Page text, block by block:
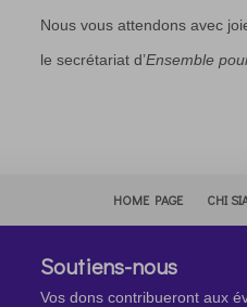
Nous vous attendons avec
le secrétariat d’Ensemble
HOME PAGE CHI
Soutiens-nous
Vos dons contribueront aux